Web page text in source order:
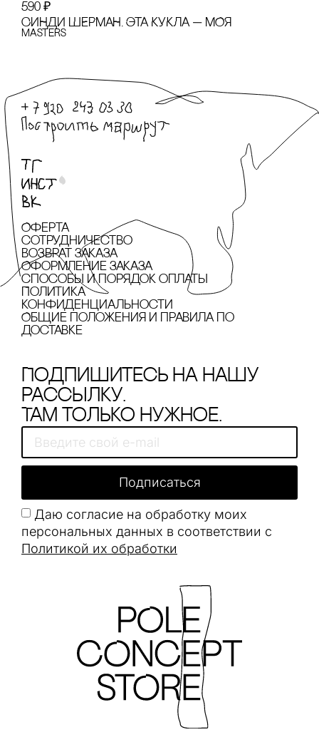
590 ₽
CИНДИ ШЕРМАН. ЭТА КУКЛА — МОЯ
Masters
Оферта
сотрудничество
Возврат заказа
Оформление заказа
cпособы и порядок оплаты
Политика
конфиденциальности
Общие положения и правила по
доставке
Подпишитесь на нашу
рассылку.
Там только нужное.
Даю согласие на обработку моих
персональных данных в соответствии с
Политикой их обработки
Подписаться